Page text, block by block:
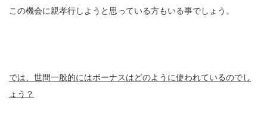
この機会に親孝行しようと思っている方もいる事でしょう。
では、世間一般的にはボーナスはどのように使われているのでし
ょう？